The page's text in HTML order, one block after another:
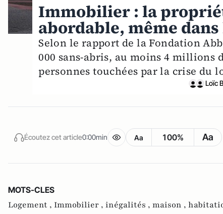
Immobilier : la
abordable, même
Selon le rapport de la Fondation
000 sans-abris, au moins 4 millions
personnes touchées par la crise du
Loïc
Écoutez cet article0:00min Aa 100% Aa
MOTS-CLES
Logement , Immobilier , inégalités , maison ,